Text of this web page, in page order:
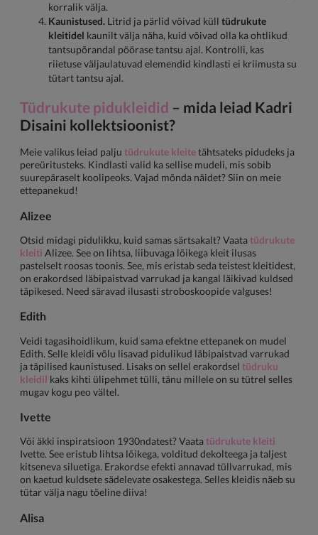
korralik välja.
Kaunistused. Litrid ja pärlid võivad küll tüdrukute
kleitidel kaunilt välja näha, kuid võivad olla ka ohtlikud
tantsupõrandal pöörase tantsu ajal. Kontrolli, kas
riietuse väljaulatuvad elemendid kindlasti ei kriimusta su
tütart tantsu ajal.
Tüdrukute pidukleidid – mida leiad Kadri
Disaini kollektsioonist?
Meie valikus leiad palju tüdrukute kleitetähtsateks pidudeks ja
pereüritusteks. Kindlasti valid ka sellise mudeli, mis sobib
suurepäraselt koolipeoks. Vajad mõnda näidet? Siin on meie
ettepanekud!
Alizee
Otsid midagi pidulikku, kuid samas särtsakalt? Vaatatüdrukute
kleiti Alizee. See on lihtsa, liibuvaga lõikega kleit ilusas
pastelselt roosas toonis. See, mis eristab seda teistest kleitidest,
on erakordsed läbipaistvad varrukad ja kangal läikivad kuldsed
täpikesed. Need säravad ilusasti stroboskoopide valguses!
Edith
Veidi tagasihoidlikum, kuid sama efektne ettepanek on mudel
Edith. Selle kleidi võlu lisavad pidulikud läbipaistvad varrukad
ja täpilised kaunistused. Lisaks on sellel erakordsel tüdruku
kleidil kaks kihti ülipehmet tülli, tänu millele on su tütrel selles
mugav kogu peo vältel.
Ivette
Või äkki inspiratsioon 1930ndatest? Vaatatüdrukute kleiti
Ivette. See eristub lihtsa lõikega, volditud dekolteega ja taljest
kitseneva siluetiga. Erakordse efekti annavad tüllvarrukad, mis
on kaetud kuldsete sädelevate osakestega. Selles kleidis näeb su
tütar välja nagu tõeline diiva!
Alisa